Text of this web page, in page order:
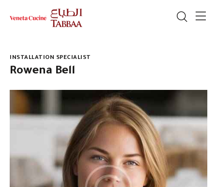
INSTALLATION SPECIALIST
Rowena Bell